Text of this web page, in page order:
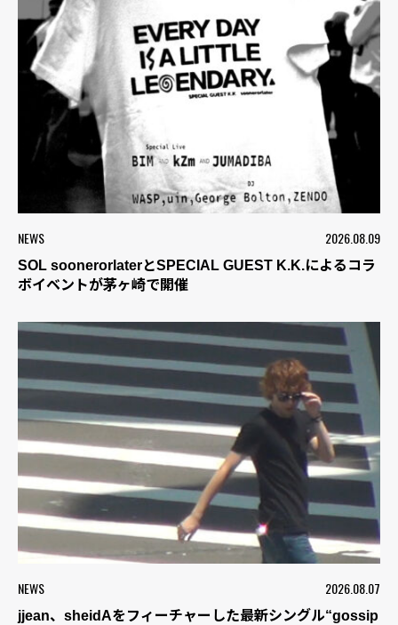
NEWS 2026.08.09
SOL soonerorlaterとSPECIAL GUEST K.K.によるコラ
ボイベントが茅ヶ崎で開催
NEWS 2026.08.07
jjean、sheidAをフィーチャーした最新シングル“gossip